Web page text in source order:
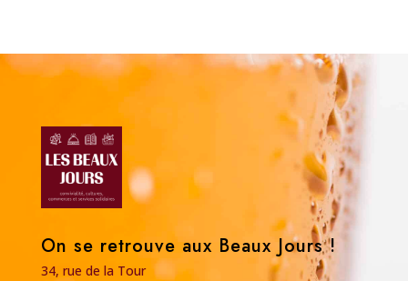
On se retrouve aux Beaux Jours !
34, rue de la Tour